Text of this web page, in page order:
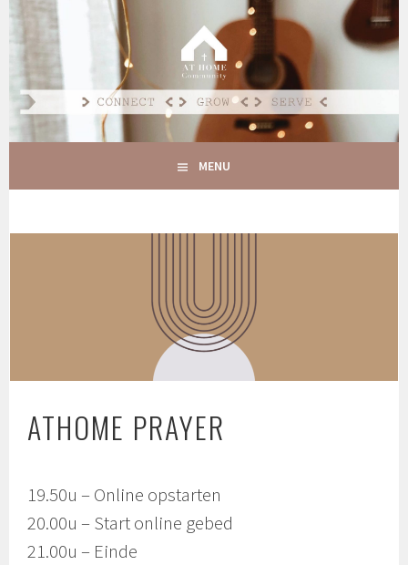
Spring
inhoud
AT HOME COMMUNITY
CONNECT GROW SERVE
MENU
ATHOME PRAYER
19.50u – Online opstarten
20.00u – Start online gebed
21.00u – Einde